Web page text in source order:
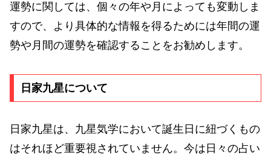
運勢に関しては、個々の年や月によっても変動しま
すので、より具体的な情報を得るためには年間の運
勢や月間の運勢を確認することをお勧めします。
日家九星について
日家九星は、九星気学において誕生日に紐づくもの
はそれほど重要視されていません。今は日々の占い